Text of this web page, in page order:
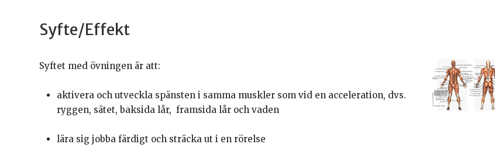
Syfte/Effekt
Syftet med övningen är att:
aktivera och utveckla spänsten i samma muskler som vid en acceleration, dvs.
ryggen, sätet, baksida lår, framsida lår och vaden
lära sig jobba färdigt och sträcka ut i en rörelse